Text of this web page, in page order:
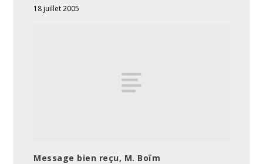
18 juillet 2005
Message bien reçu, M. Boïm